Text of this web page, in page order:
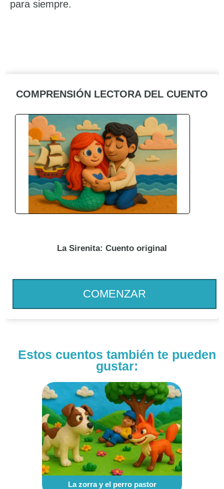
para siempre.
COMPRENSIÓN LECTORA DEL CUENTO
La Sirenita: Cuento original
COMENZAR
Estos cuentos también te pueden
gustar:
La zorra y el perro pastor